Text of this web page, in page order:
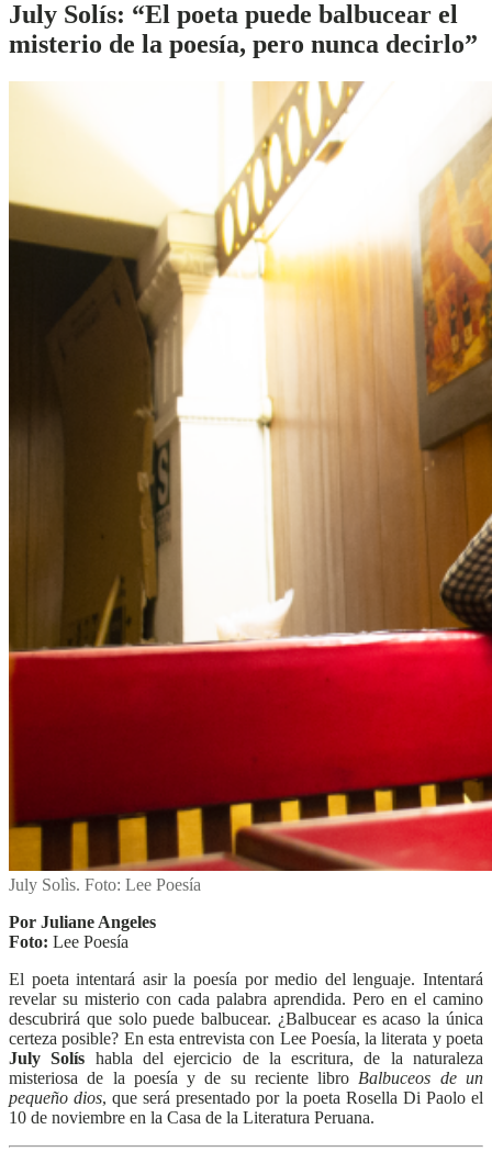
July Solís: “El poeta puede balbucear el
misterio de la poesía, pero nunca decirlo”
July Solìs. Foto: Lee Poesía
Por Juliane Angeles
Foto: Lee Poesía
El poeta intentará asir la poesía por medio del lenguaje. Intentará
revelar su misterio con cada palabra aprendida. Pero en el camino
descubrirá que solo puede balbucear. ¿Balbucear es acaso la única
certeza posible? En esta entrevista con Lee Poesía, la literata y poeta
July Solís habla del ejercicio de la escritura, de la naturaleza
misteriosa de la poesía y de su reciente libro Balbuceos de un
pequeño dios, que será presentado por la poeta Rosella Di Paolo el
10 de noviembre en la Casa de la Literatura Peruana.